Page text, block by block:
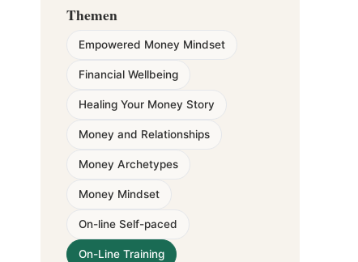
Themen
Empowered Money Mindset
Financial Wellbeing
Healing Your Money Story
Money and Relationships
Money Archetypes
Money Mindset
On-line Self-paced
On-Line Training